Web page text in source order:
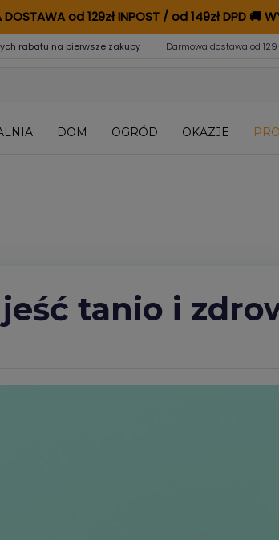
DOSTAWA od 129zł INPOST / od 149zł DPD🚚
rabatu na pierwsze zakupy Darmowa dostawa od 129
DOM OGRÓD OKAZJE
tanio i